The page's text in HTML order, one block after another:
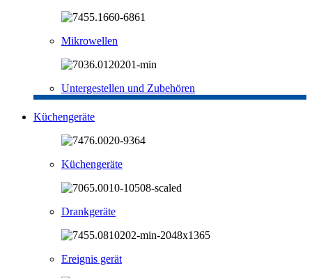
Mikrowellen
Untergestellen und Zubehören
Küchengeräte
Küchengeräte
Drankgeräte
Ereignis gerät